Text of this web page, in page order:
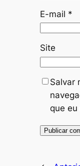
E-mail *
Site
Salvar
que eu